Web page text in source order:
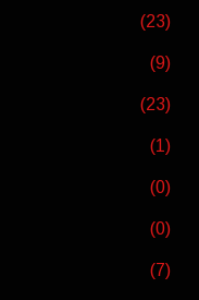
(23)
(9)
(23)
(1)
(0)
(0)
(7)